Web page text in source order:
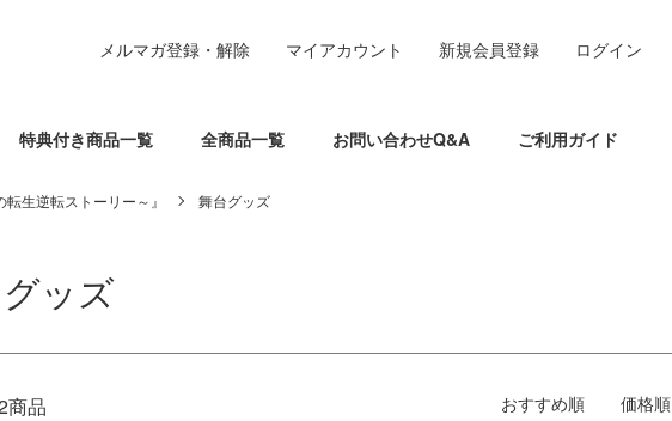
特典付き商品一覧 全商品一覧 お問い合わせQ&A ご利用ガイド
メルマガ登録・解除 マイアカウント 新規会員登録 ログイン
生逆転ストーリー～』 舞台グッズ
ッズ
商品 おすすめ順 価格順